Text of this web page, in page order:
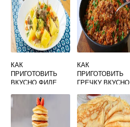
КАК
ПРИГОТОВИТЬ
ВКУСНО ФИЛЕ
КАРТОШКОЙ В
ДУХОВКЕ
КАК
ПРИГОТОВИТЬ
ГРЕЧКУ ВКУСНО